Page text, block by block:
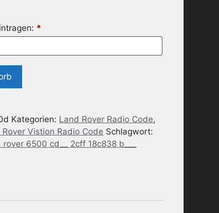
*
Kategorien: Land Rover Radio Code,
Rover Vistion Radio Code Schlagwort:
6500 cd__ 2cff 18c838 b___